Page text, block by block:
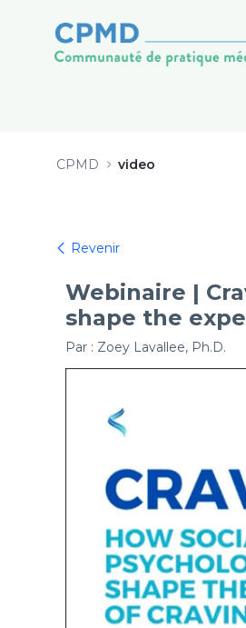
CPMD video
Revenir
Webinaire |
shape the
Par : Zoey Lavallee, Ph.D.